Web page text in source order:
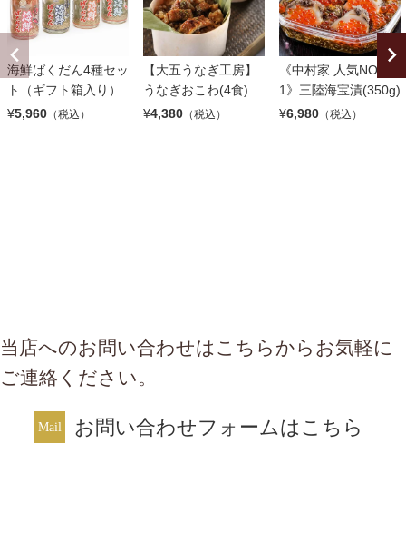
海鮮ばくだん4種セッ
ト（ギフト箱入り）
¥5,960 （税込）
【大五うなぎ工房】
うなぎおこわ(4食)
¥4,380 （税込）
《中村家 人気NO.
1》三陸海宝漬(350g)
¥6,980 （税込）
当店へのお問い合わせはこちらからお気軽に
ご連絡ください。
お問い合わせフォームはこちら